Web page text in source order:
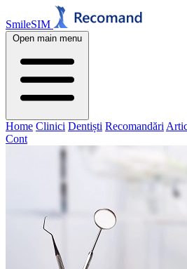
SmileSIM
Open main menu
Home Clinici Dentiști Recomandări
Cont